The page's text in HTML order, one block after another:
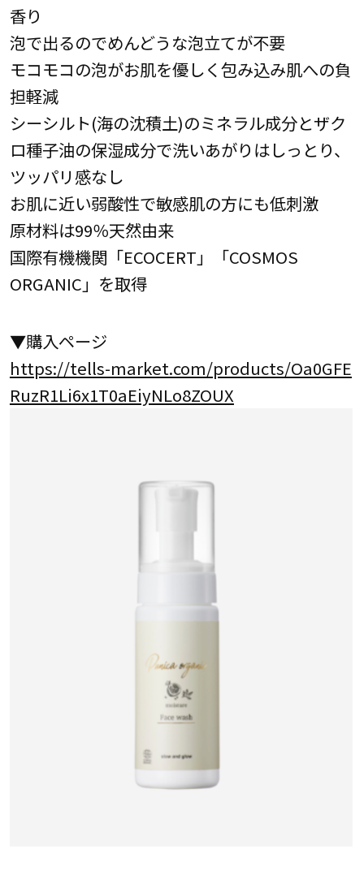
香り
泡で出るのでめんどうな泡立てが不要
モコモコの泡がお肌を優しく包み込み肌への負
担軽減
シーシルト(海の沈積土)のミネラル成分とザク
ロ種子油の保湿成分で洗いあがりはしっとり、
ツッパリ感なし
お肌に近い弱酸性で敏感肌の方にも低刺激
原材料は99％天然由来
国際有機機関「ECOCERT」「COSMOS
ORGANIC」を取得
▼購入ページ
https://tells-market.com/products/Oa0GFE
RuzR1Li6x1T0aEiyNLo8ZOUX